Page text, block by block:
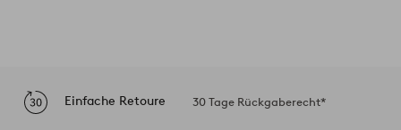
Einfache Retoure 30 Tage Rückgaberecht*